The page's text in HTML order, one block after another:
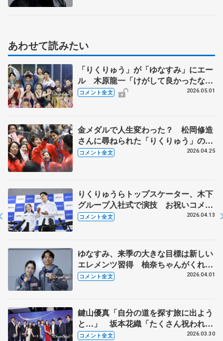
あわせて読みたい
「りくりゅう」が「ゆなすみ」にエー
ル 木原龍一「けがして良かったなと
思える日必ず来る」 【ブルームオン
コメント全文 2026.05.01
金メダルで人生変わった？ 松岡修造
さんに尋ねられた「りくりゅう」の答
えは 【冬季オリパラパレード】
コメント全文 2026.04.25
りくりゅうらトップスケーター、木下
グループ入社式で演技 お祝いコメン
ト、呪文のように練習したが...【入社
コメント全文 2026.04.13
ゆなすみ、来季の大きな目標は新しい
エレメンツ習得 柚奈ちゃんがくれた
ビールを解禁「おいしかったー」【世
コメント全文 2026.04.01
鍵山優真「自分の道を探す旅に出よう
と…」 坂本花織「たくさん祝われて
また泣きました（笑）」 ISUアワー
コメント全文 2026.03.30